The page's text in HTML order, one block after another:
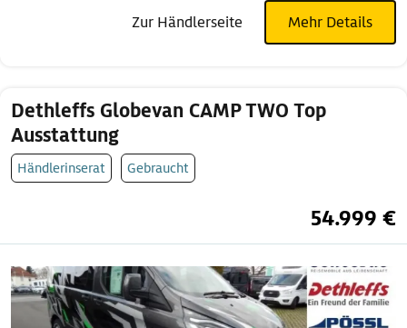
Zur Händlerseite Mehr Details
Dethleffs Globevan CAMP TWO Top
Ausstattung
Händlerinserat Gebraucht
54.999 €